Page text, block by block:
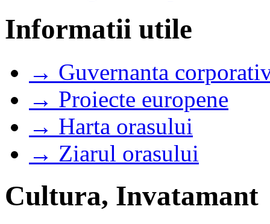
Informatii utile
→ Guvernanta
→ Proiecte europene
→ Harta orasului
→ Ziarul orasului
Cultura, Invatamant